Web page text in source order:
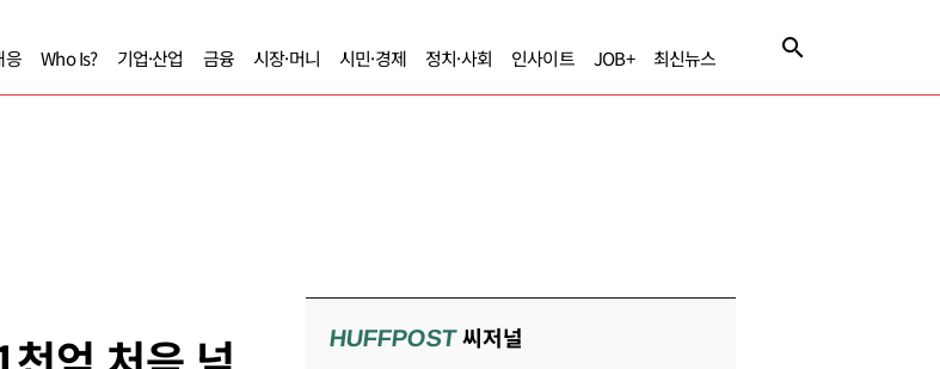
응 Who Is? 기업·산업 금융 시장·머니 시민·경제 정치·사회 인사이트 JOB+ 최신뉴스
HUFFPOST씨저널